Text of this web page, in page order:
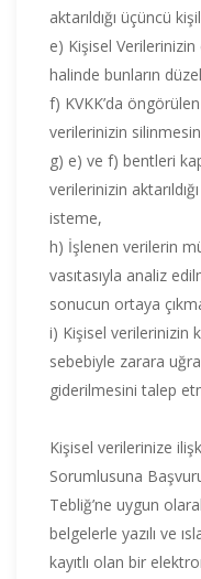
aktarıldığı üçüncü
e) Kişisel Verilerinizin
halinde bunların
f) KVKK’da
verilerinizin
g) e) ve f) bentleri
verilerinizin
isteme,
h) İşlenen verilerin
vasıtasıyla analiz
sonucun ortaya
i) Kişisel verilerinizin
sebebiyle zarara
giderilmesini talep
Kişisel verilerinize
Sorumlusuna
Tebliğ’ne uygun
belgelerle yazılı ve
kayıtlı olan bir